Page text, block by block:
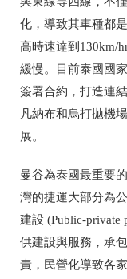
化，導致其車種都
高時速達到130km/
緩慢。目前泰國國
簽署合約，打造連
凡納布和烏打拋機
展。
曼谷為泰國最重要
灣的捷運大部分為
建設 (Public-private
供建設與服務，承
責，民營化導致各